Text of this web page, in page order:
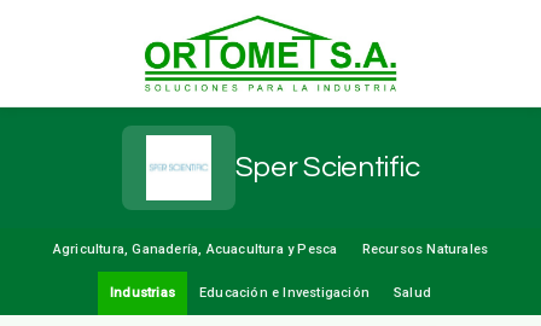
Sper Scientific
Agricultura, Ganadería, Acuacultura y Pesca Recursos Naturales
Industrias Educación e Investigación Salud